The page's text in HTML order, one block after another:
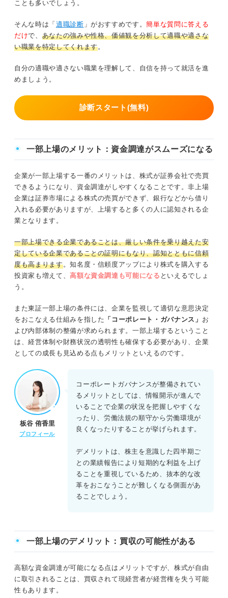
ことも多いでしょう。
そんな時は「 適職診断 」がおすすめです。簡単な質問に答える
だけで、 あなたの強みや性格、価値観を分析して適職や適さな
い職業を特定してくれます。
自分の適職や適さない職業を理解して、自信を持って就活を進
めましょう。
診断スタート(無料)
一部上場のメリット：資金調達がスムーズになる
企業が一部上場する一番のメリットは、株式が証券会社で売買
できるようになり、資金調達がしやすくなることです。非上場
企業は証券市場による株式の売買ができず、銀行などから借り
入れる必要がありますが、上場すると多くの人に認知される企
業となります。
一部上場できる企業であることは、厳しい条件を乗り越えた安
定している企業であることの証明にもなり、認知とともに信頼
度も高まります。知名度・信頼度アップにより株式を購入する
投資家も増えて、高額な資金調達も可能になる といえるでしょ
う。
また東証一部上場の条件には、企業を監視して適切な意思決定
をおこなえる仕組みを指した 「コーポレート・ガバナンス」 お
よび内部体制の整備が求められます。一部上場するということ
は、経営体制や財務状況の透明性も確保する必要があり、企業
としての成長も見込める点もメリットといえるのです。
板谷 侑香里
プロフィール
コーポレートガバナンスが整備されてい
るメリットとしては、情報開示が進んで
いることで企業の状況を把握しやすくな
ったり、労働法規の順守から労働環境が
良くなったりすることが挙げられます。
デメリットは、株主を意識した四半期ご
との業績報告により短期的な利益を上げ
ることを重視しているため、抜本的な改
革をおこなうことが難しくなる側面があ
ることでしょう。
一部上場のデメリット：買収の可能性がある
高額な資金調達が可能になる点はメリットですが、株式が自由
に取引されることは、買収されて現経営者が経営権を失う可能
性もあります。